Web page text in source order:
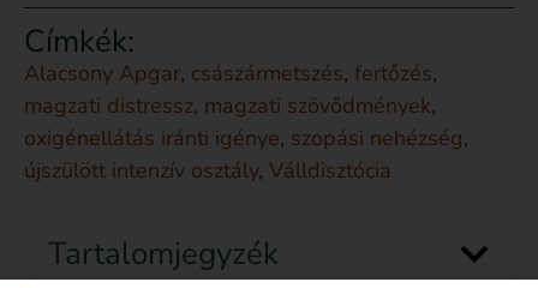
Címkék:
Alacsony Apgar, császármetszés, fertőzés,
magzati distressz, magzati szövődmények,
oxigénellátás iránti igénye, szopási nehézség,
újszülött intenzív osztály, Válldisztócia
Tartalomjegyzék